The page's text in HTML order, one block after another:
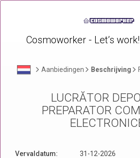
Cosmoworker - Let’s
Aanbiedingen Beschrijving
LUCRĂTOR
PREPARATOR
Vervaldatum:
31-12-2026